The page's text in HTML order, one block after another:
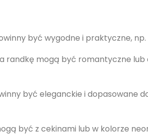
być wygodne i praktyczne, np.
randkę mogą być romantyczne lub
być eleganckie i dopasowane
być z cekinami lub w kolorze